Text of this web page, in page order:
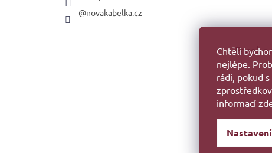
Chtěli
nejlépe.
rádi, pokud
informací
Nastavení
@novakabelka.cz